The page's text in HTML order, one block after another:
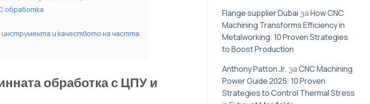
обработка
инструмента и качеството на частта
обработка с ЦПУ и
Flange supplier Dubai заHow CNC
Machining Transforms Efficiency in
Metalworking: 10 Proven Strategies
to Boost Production
Anthony Patton Jr. заCNC Machining
Power Guide 2025: 10 Proven
Strategies to Control Thermal Stress